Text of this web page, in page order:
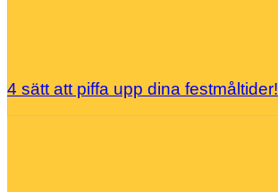
4 sätt att piffa upp dina festmåltider!